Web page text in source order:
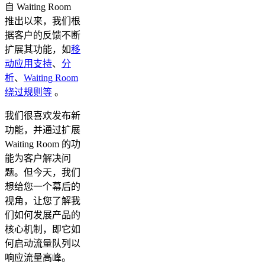
自 Waiting Room
推出以来，我们根
据客户的反馈不断
扩展其功能，如移
动应用支持、 分
析、 Waiting Room
绕过规则 等 。
我们很喜欢发布新
功能，并通过扩展
Waiting Room 的功
能为客户解决问
题。但今天，我们
想给您一个幕后的
视角，让您了解我
们如何发展产品的
核心机制，即它如
何启动流量队列以
响应流量高峰。